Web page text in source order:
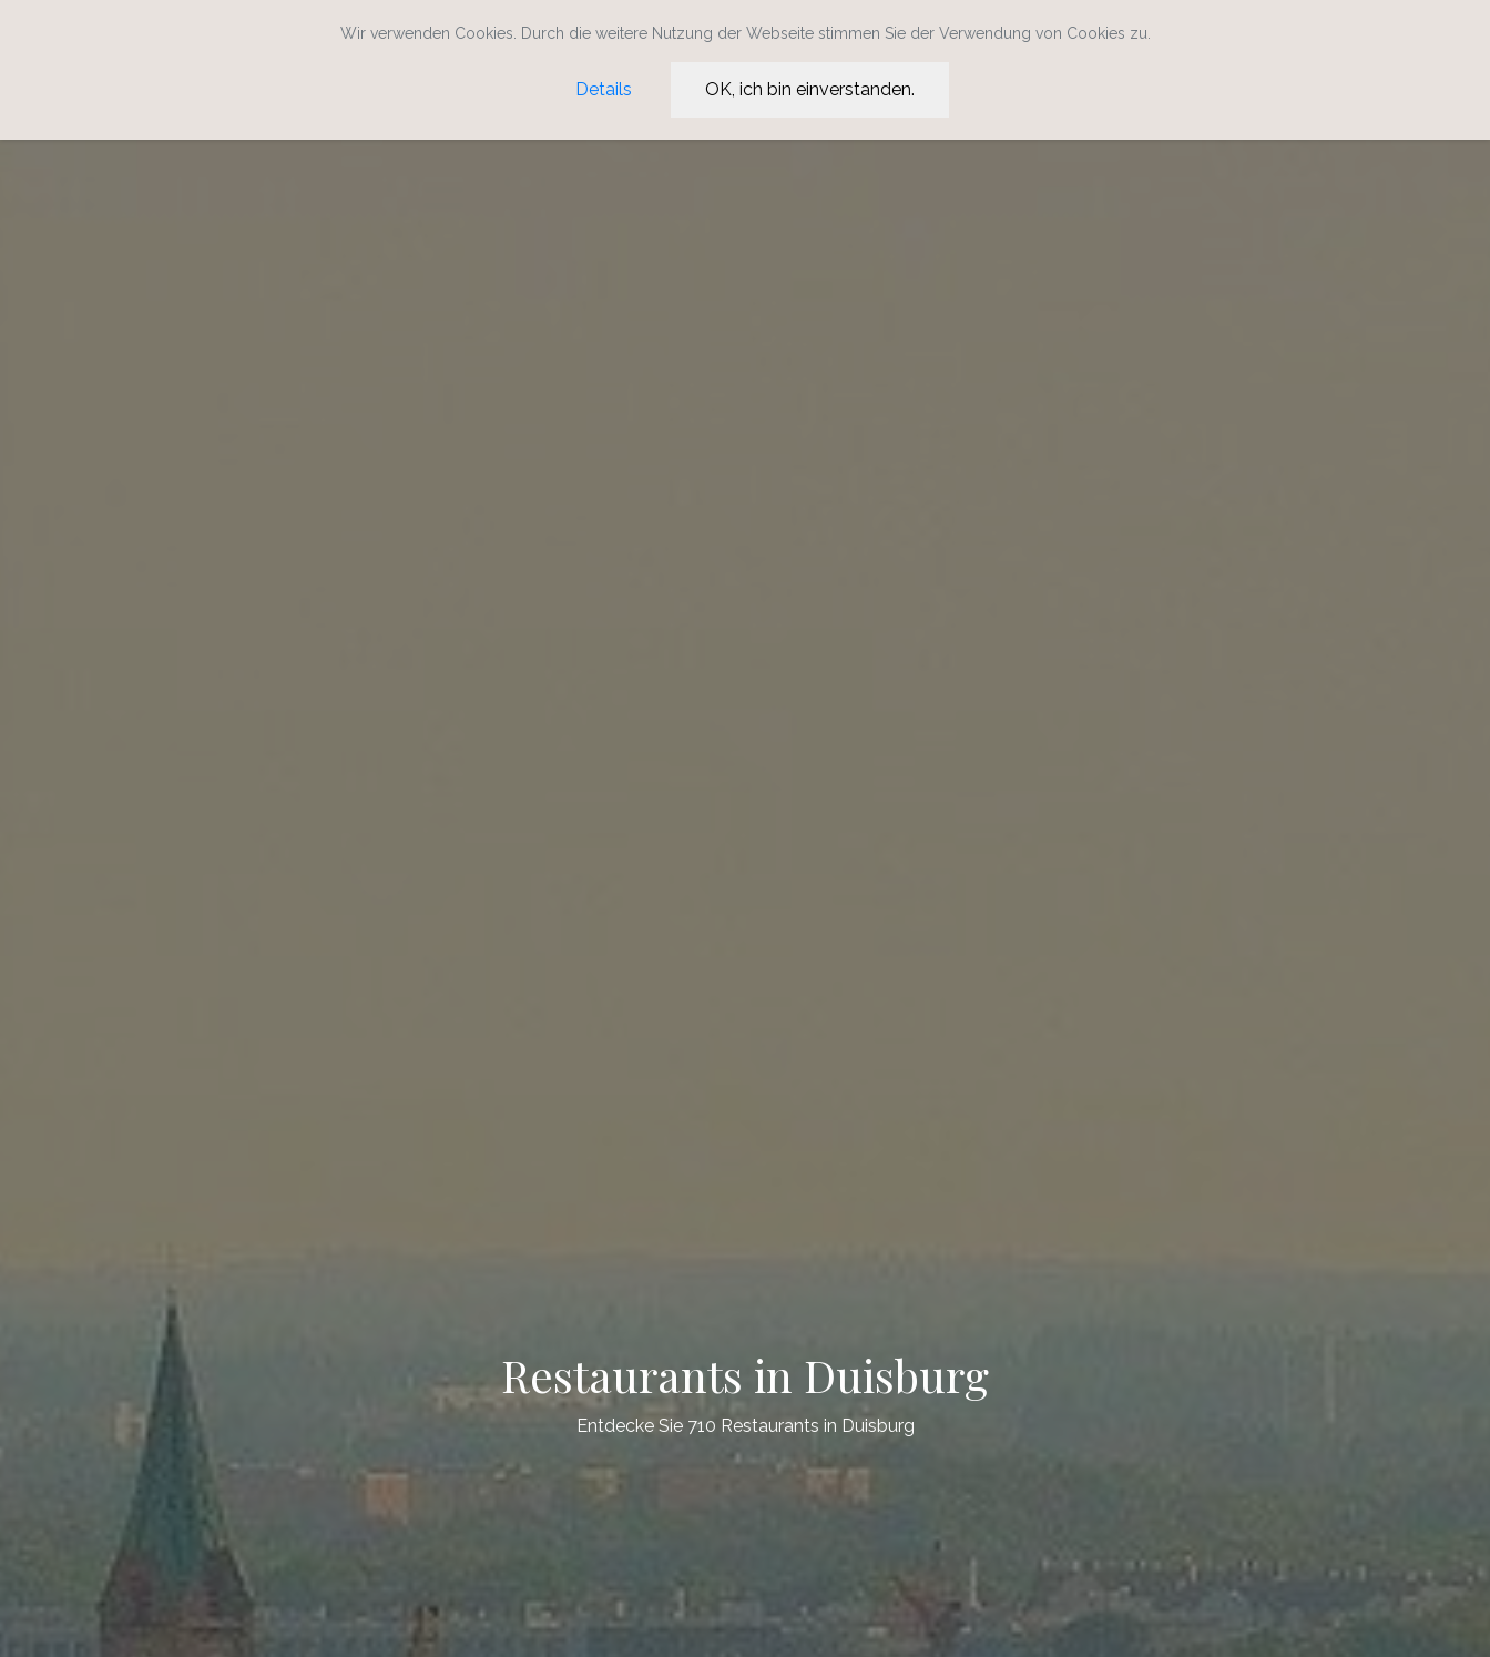
Wir verwenden Cookies. Durch die weitere Nutzung der Webseite stimmen Sie der Verwendung von Cookies zu.
Details OK, ich bin einverstanden.
SPEISEKARTENWEB
Restaurants in Duisburg
Entdecke Sie 710 Restaurants in Duisburg